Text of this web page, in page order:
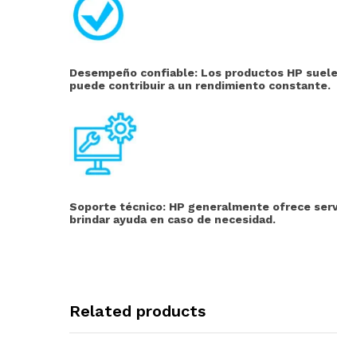
Desempeño confiable: Los productos HP
puede contribuir a un rendimiento constante.
Soporte técnico: HP generalmente ofrece
brindar ayuda en caso de necesidad.
Related products